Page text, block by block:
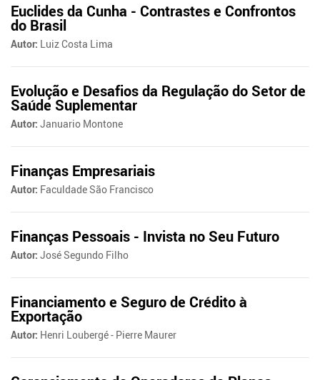
Euclides da Cunha - Contrastes e Confrontos
do Brasil
Autor: Luiz Costa Lima
Evolução e Desafios da Regulação do Setor de
Saúde Suplementar
Autor: Januario Montone
Finanças Empresariais
Autor: Faculdade São Francisco
Finanças Pessoais - Invista no Seu Futuro
Autor: José Segundo Filho
Financiamento e Seguro de Crédito à
Exportação
Autor: Henri Loubergé - Pierre Maurer